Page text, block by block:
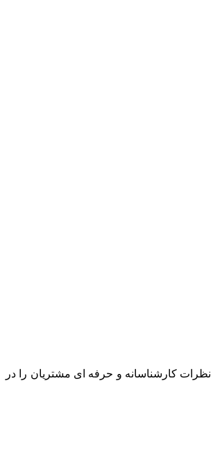
کارشناسانه و حرفه ای مشتریان را در